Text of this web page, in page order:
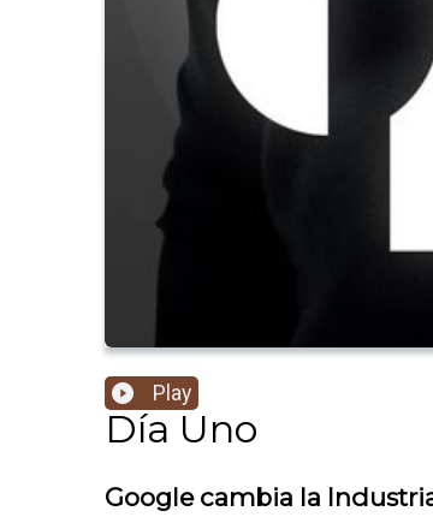
Play
Día Uno
Google cambia la